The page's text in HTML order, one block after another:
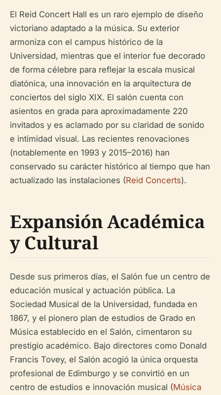
El Reid Concert Hall es un raro ejemplo de diseño
victoriano adaptado a la música. Su exterior
armoniza con el campus histórico de la
Universidad, mientras que el interior fue decorado
de forma célebre para reflejar la escala musical
diatónica, una innovación en la arquitectura de
conciertos del siglo XIX. El salón cuenta con
asientos en grada para aproximadamente 220
invitados y es aclamado por su claridad de sonido
e intimidad visual. Las recientes renovaciones
(notablemente en 1993 y 2015–2016) han
conservado su carácter histórico al tiempo que han
actualizado las instalaciones (Reid Concerts).
Expansión Académica
y Cultural
Desde sus primeros días, el Salón fue un centro de
educación musical y actuación pública. La
Sociedad Musical de la Universidad, fundada en
1867, y el pionero plan de estudios de Grado en
Música establecido en el Salón, cimentaron su
prestigio académico. Bajo directores como Donald
Francis Tovey, el Salón acogió la única orquesta
profesional de Edimburgo y se convirtió en un
centro de estudios e innovación musical (Música